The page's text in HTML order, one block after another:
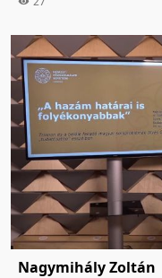
Nagymihály Zoltán